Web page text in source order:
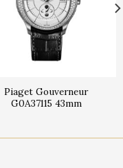
Piaget Gouverneur
G0A37115 43mm